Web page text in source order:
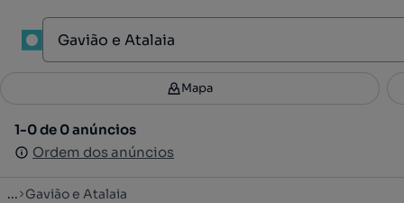
Filtros 3
1-0 de 0 anúncios
Ordem dos anúncios
Mapa
1-0 de 0 anúncios
Ordem dos anúncios
... Gavião e Atalaia